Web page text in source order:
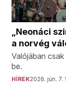
„Neonáci
a norvég
Valójában
be.
HÍREK2026. jún. 7.